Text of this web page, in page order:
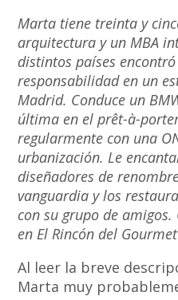
Marta tiene treinta y
arquitectura y un MBA
distintos países
responsabilidad en un
Madrid. Conduce un
última en el prêt-à-
regularmente con una
urbanización. Le
diseñadores de
vanguardia y los
con su grupo de
en El Rincón del
Al leer la breve
Marta muy